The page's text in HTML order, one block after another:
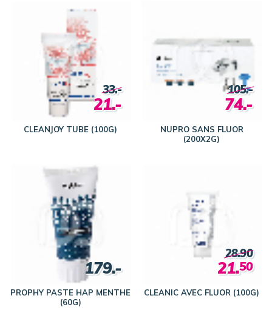
CLEANJOY TUBE (100G)
33.-
21.-
NUPRO SANS FLUOR
(200X2G)
105.-
74.-
PROPHY PASTE HAP MENTHE
(60G)
179.-
CLEANIC AVEC FLUOR (100G)
28.90
21.50